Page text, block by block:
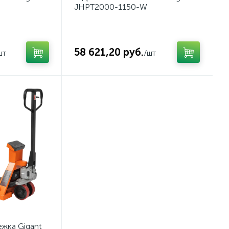
JHPT2000-1150-W
58 621,20 руб./шт
Gigant